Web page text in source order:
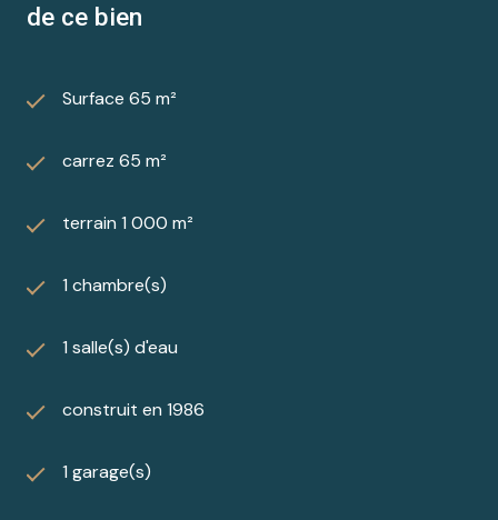
de ce bien
Surface 65 m²
carrez 65 m²
terrain 1 000 m²
1 chambre(s)
1 salle(s) d'eau
construit en 1986
1 garage(s)